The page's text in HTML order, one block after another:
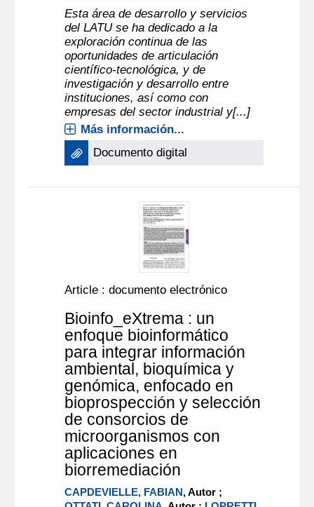
Esta área de desarrollo y servicios
del LATU se ha dedicado a la
exploración continua de las
oportunidades de articulación
científico-tecnológica, y de
investigación y desarrollo entre
instituciones, así como con
empresas del sector industrial y[...]
Más información...
Documento digital
Article : documento electrónico
Bioinfo_eXtrema : un
enfoque bioinformático
para integrar información
ambiental, bioquímica y
genómica, enfocado en
bioprospección y selección
de consorcios de
microorganismos con
aplicaciones en
biorremediación
CAPDEVIELLE, FABIAN, Autor ;